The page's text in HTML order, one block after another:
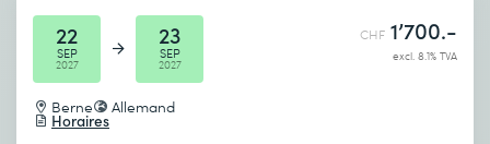
22
SEP
2027
23
SEP
2027
Berne Allemand
Horaires
CHF 1’700.-
excl. 8.1% TVA